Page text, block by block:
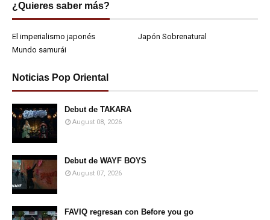
¿Quieres saber más?
El imperialismo japonés
Japón Sobrenatural
Mundo samurái
Noticias Pop Oriental
Debut de TAKARA
August 08, 2026
Debut de WAYF BOYS
August 07, 2026
FAVIQ regresan con Before you go